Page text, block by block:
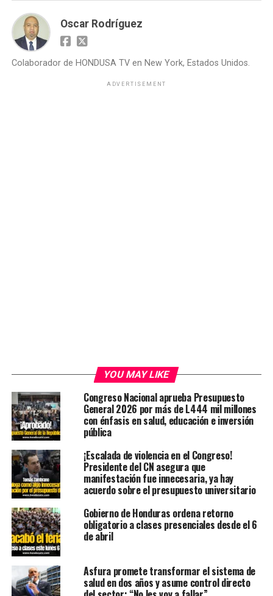
Oscar Rodríguez
Colaborador de HONDUSA TV en New York, Estados Unidos.
ADVERTISEMENT
YOU MAY LIKE
Congreso Nacional aprueba Presupuesto
General 2026 por más de L444 mil millones
con énfasis en salud, educación e inversión
pública
¡Escalada de violencia en el Congreso!
Presidente del CN asegura que
manifestación fue innecesaria, ya hay
acuerdo sobre el presupuesto universitario
Gobierno de Honduras ordena retorno
obligatorio a clases presenciales desde el 6
de abril
Asfura promete transformar el sistema de
salud en dos años y asume control directo